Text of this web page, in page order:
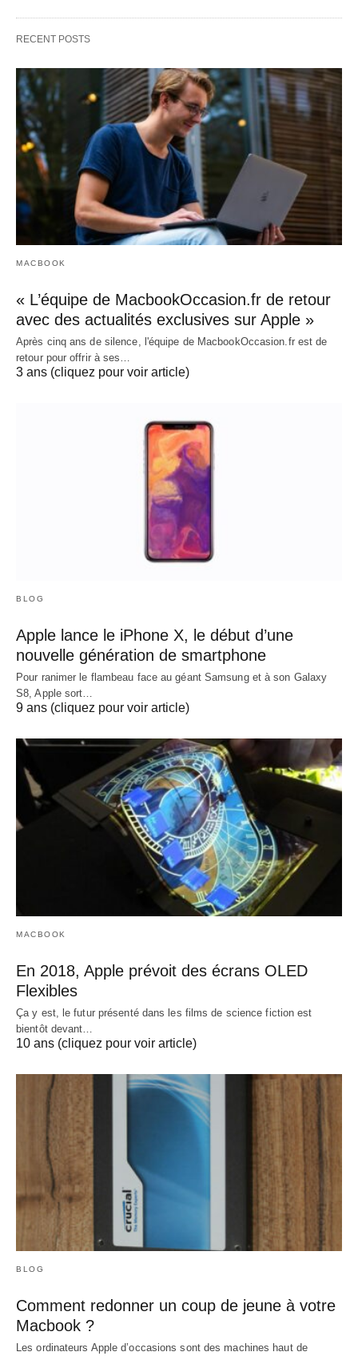
RECENT POSTS
MACBOOK
« L’équipe de MacbookOccasion.fr de retour
avec des actualités exclusives sur Apple »
Après cinq ans de silence, l'équipe de MacbookOccasion.fr est de
retour pour offrir à ses…
3 ans (cliquez pour voir article)
BLOG
Apple lance le iPhone X, le début d’une
nouvelle génération de smartphone
Pour ranimer le flambeau face au géant Samsung et à son Galaxy
S8, Apple sort…
9 ans (cliquez pour voir article)
MACBOOK
En 2018, Apple prévoit des écrans OLED
Flexibles
Ça y est, le futur présenté dans les films de science fiction est
bientôt devant…
10 ans (cliquez pour voir article)
BLOG
Comment redonner un coup de jeune à votre
Macbook ?
Les ordinateurs Apple d’occasions sont des machines haut de